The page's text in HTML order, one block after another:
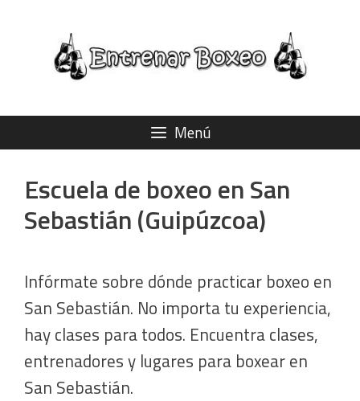
contenido
Menú
Escuela de boxeo en San
Sebastián (Guipúzcoa)
Infórmate sobre dónde practicar boxeo en
San Sebastián. No importa tu experiencia,
hay clases para todos. Encuentra clases,
entrenadores y lugares para boxear en
San Sebastián.